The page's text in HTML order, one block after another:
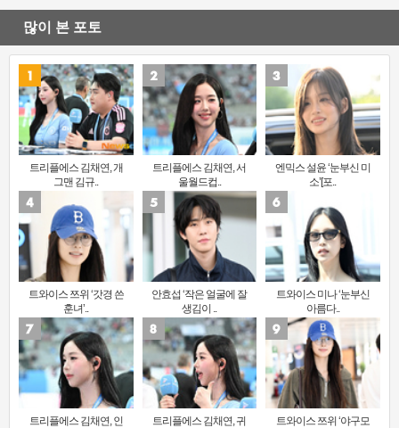
많이 본 포토
트리플에스 김채연, 개
그맨 김규..
트리플에스 김채연, 서
울월드컵..
엔믹스 설윤 ‘눈부신 미
소’[포..
트와이스 쯔위 ‘갓경 쓴
훈녀’..
안효섭 ‘작은 얼굴에 잘
생김이 ..
트와이스 미나 ‘눈부신
아름다..
트리플에스 김채연, 인
트리플에스 김채연, 귀
트와이스 쯔위 ‘야구모